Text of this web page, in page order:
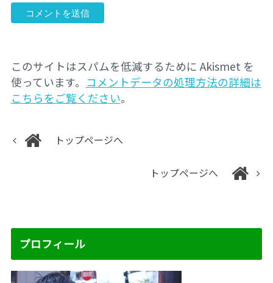
このサイトはスパムを低減するために Akismet を
使っています。 コメントデータの処理方法の詳細は
こちらをご覧ください。
トップページへ
トップページへ
プロフィール